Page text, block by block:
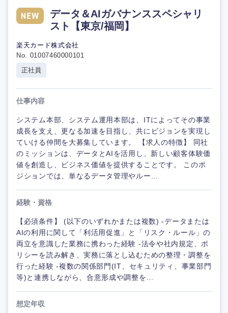
データ＆AIガバナンススペシャリ
スト【東京/福岡】
楽天カード株式会社
No. 01007460000101
正社員
仕事内容
システム本部、システム運用本部は、ITによってその事業
成長を支え、更なる加速を目指し、共にビジョンを実現し
ていける仲間を大募集しています。 【求人の特徴】 同社
のミッションは、データとAIを活用し、新しい顧客体験価
値を創造し、ビジネス価値を提供することです。 このポ
ジションでは、単なるデータ管理やルー...
経験・資格
【必須条件】 (以下のいずれかまたは複数) -データまたは
AIの利用に関して「利活用促進」と「リスク・ルール」の
両立を意識した業務に携わった経験 -法令や社内規定、ポ
リシーを読み解き、実務に落とし込むための整理・調整を
行った経験 -複数の関係部門(IT、セキュリティ、事業部門
等)と連携しながら、合意形成や調整を...
想定年収